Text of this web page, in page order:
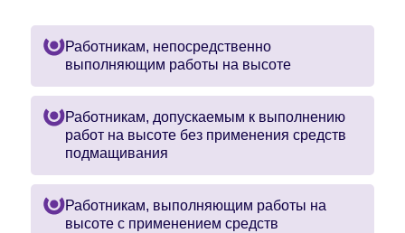
Работникам, непосредственно
выполняющим работы на высоте
Работникам, допускаемым к выполнению
работ на высоте без применения средств
подмащивания
Работникам, выполняющим работы на
высоте с применением средств